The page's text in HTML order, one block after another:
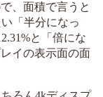
、面積で言うと
「半分になっ
と「倍にな
イの表示面の面